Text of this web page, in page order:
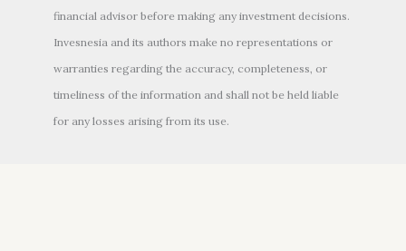
financial advisor before making any investment decisions.
Invesnesia and its authors make no representations or
warranties regarding the accuracy, completeness, or
timeliness of the information and shall not be held liable
for any losses arising from its use.